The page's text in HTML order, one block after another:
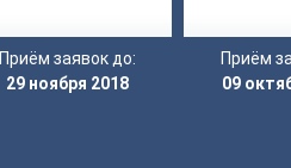
Приём заявок до:
29 ноября 2018
Приём
09